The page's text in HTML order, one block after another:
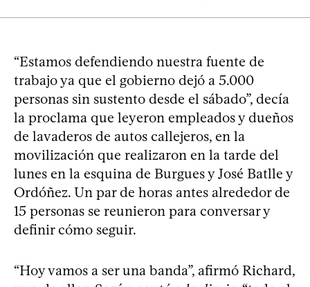
“Estamos defendiendo nuestra fuente de
trabajo ya que el gobierno dejó a 5.000
personas sin sustento desde el sábado”, decía
la proclama que leyeron empleados y dueños
de lavaderos de autos callejeros, en la
movilización que realizaron en la tarde del
lunes en la esquina de Burgues y José Batlle y
Ordóñez. Un par de horas antes alrededor de
15 personas se reunieron para conversar y
definir cómo seguir.
“Hoy vamos a ser una banda”, afirmó Richard,